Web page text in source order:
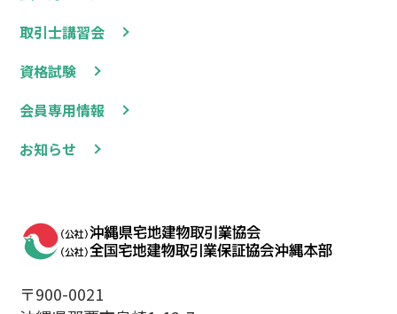
取引士講習会
資格試験
会員専用情報
お知らせ
〒900-0021